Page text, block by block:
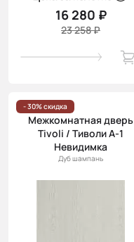
16 280 ₽
23 258 ₽
- 30% скидка
Межкомнатная дверь
Tivoli / Тиволи А-1
Невидимка
Дуб шампань